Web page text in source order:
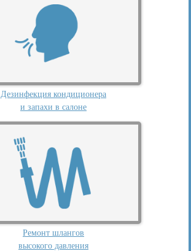
Дезинфекция кондиционера
и запахи в салоне
Ремонт шлангов
высокого давления